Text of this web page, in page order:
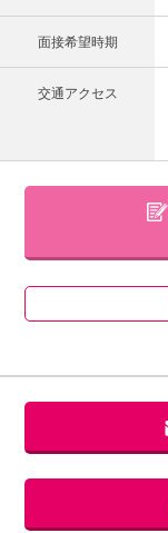
面接希望時期
交通アクセス